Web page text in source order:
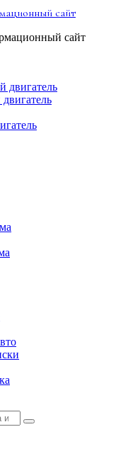
сайт
сайт
двигатель